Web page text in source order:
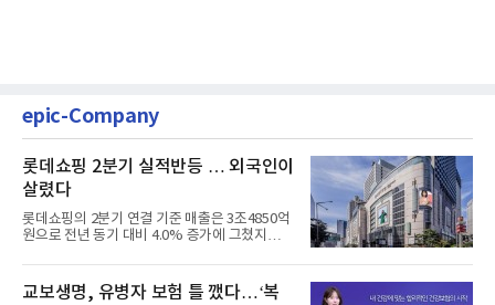
epic-Company
롯데쇼핑 2분기 실적반등 … 외국인이
살렸다
롯데쇼핑의 2분기 연결 기준 매출은 3조4850억
원으로 전년 동기 대비 4.0% 증가에 그쳤지만,
교보생명, 유병자 보험 틀 깼다…‘복